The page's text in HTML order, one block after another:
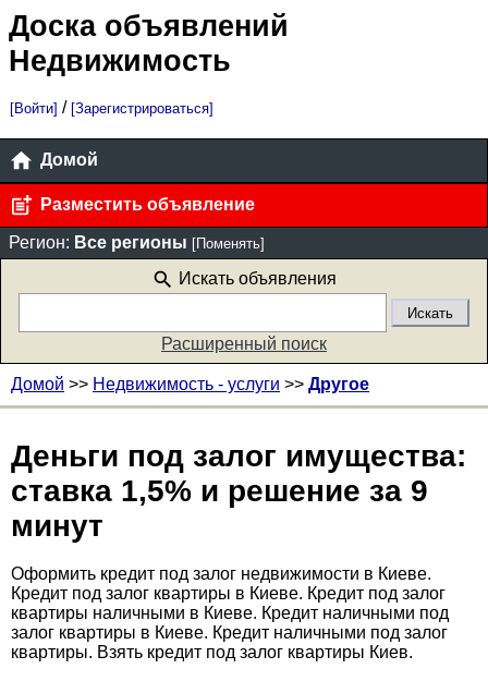
Доска объявлений
Недвижимость
[Войти] / [Зарегистрироваться]
Домой
Разместить объявление
Регион: Все регионы [Поменять]
Искать объявления
Расширенный поиск
Домой >> Недвижимость - услуги >> Другое
Деньги под залог имущества:
ставка 1,5% и решение за 9
минут
Оформить кредит под залог недвижимости в Киеве.
Кредит под залог квартиры в Киеве. Кредит под залог
квартиры наличными в Киеве. Кредит наличными под
залог квартиры в Киеве. Кредит наличными под залог
квартиры. Взять кредит под залог квартиры Киев.